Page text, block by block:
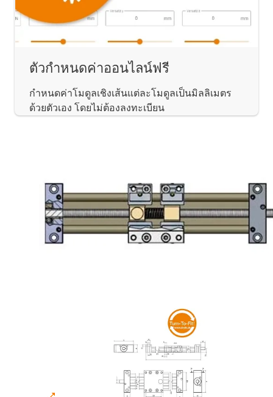
ตัวกำหนดค่าออนไลน์ฟรี
กำหนดค่าโมดูลเชิงเส้นแต่ละโมดูลเป็นมิลลิเมตร
ด้วยตัวเอง โดยไม่ต้องลงทะเบียน